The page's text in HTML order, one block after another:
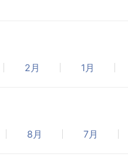
2月 1月
8月 7月